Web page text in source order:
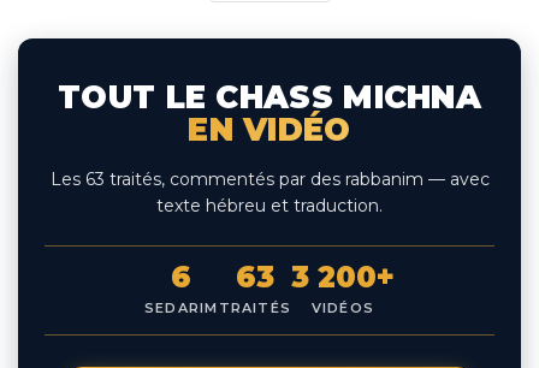
TOUT LE CHASS MICHNA
EN VIDÉO
Les 63 traités, commentés par des rabbanim — avec
texte hébreu et traduction.
6
SEDARIM
63
TRAITÉS
3 200+
VIDÉOS